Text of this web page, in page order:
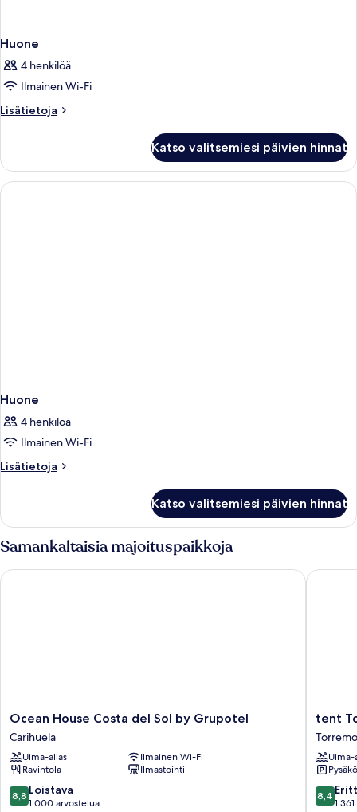
Huone
4 henkilöä
Ilmainen Wi-Fi
Lisätietoja
Lisätietoja
Katso valitsemiesi päivien hinnat
Huone
4 henkilöä
Ilmainen Wi-Fi
Lisätietoja
Lisätietoja
Katso valitsemiesi päivien hinnat
Samankaltaisia majoituspaikkoja
Ocean
House
Costa
del
Sol
by
Grupotel
Ocean House Costa del Sol by Grupotel
Carihuela
Uima-allas
Ilmainen Wi-Fi
Ravintola
Ilmastointi
8.8
kautta
8,8 Loistava
1 000 arvostelua
Ocean House Costa del Sol by Grupotel
tent
keskusta
tent
Uima-
8.4
kautta
8,4
1
tent